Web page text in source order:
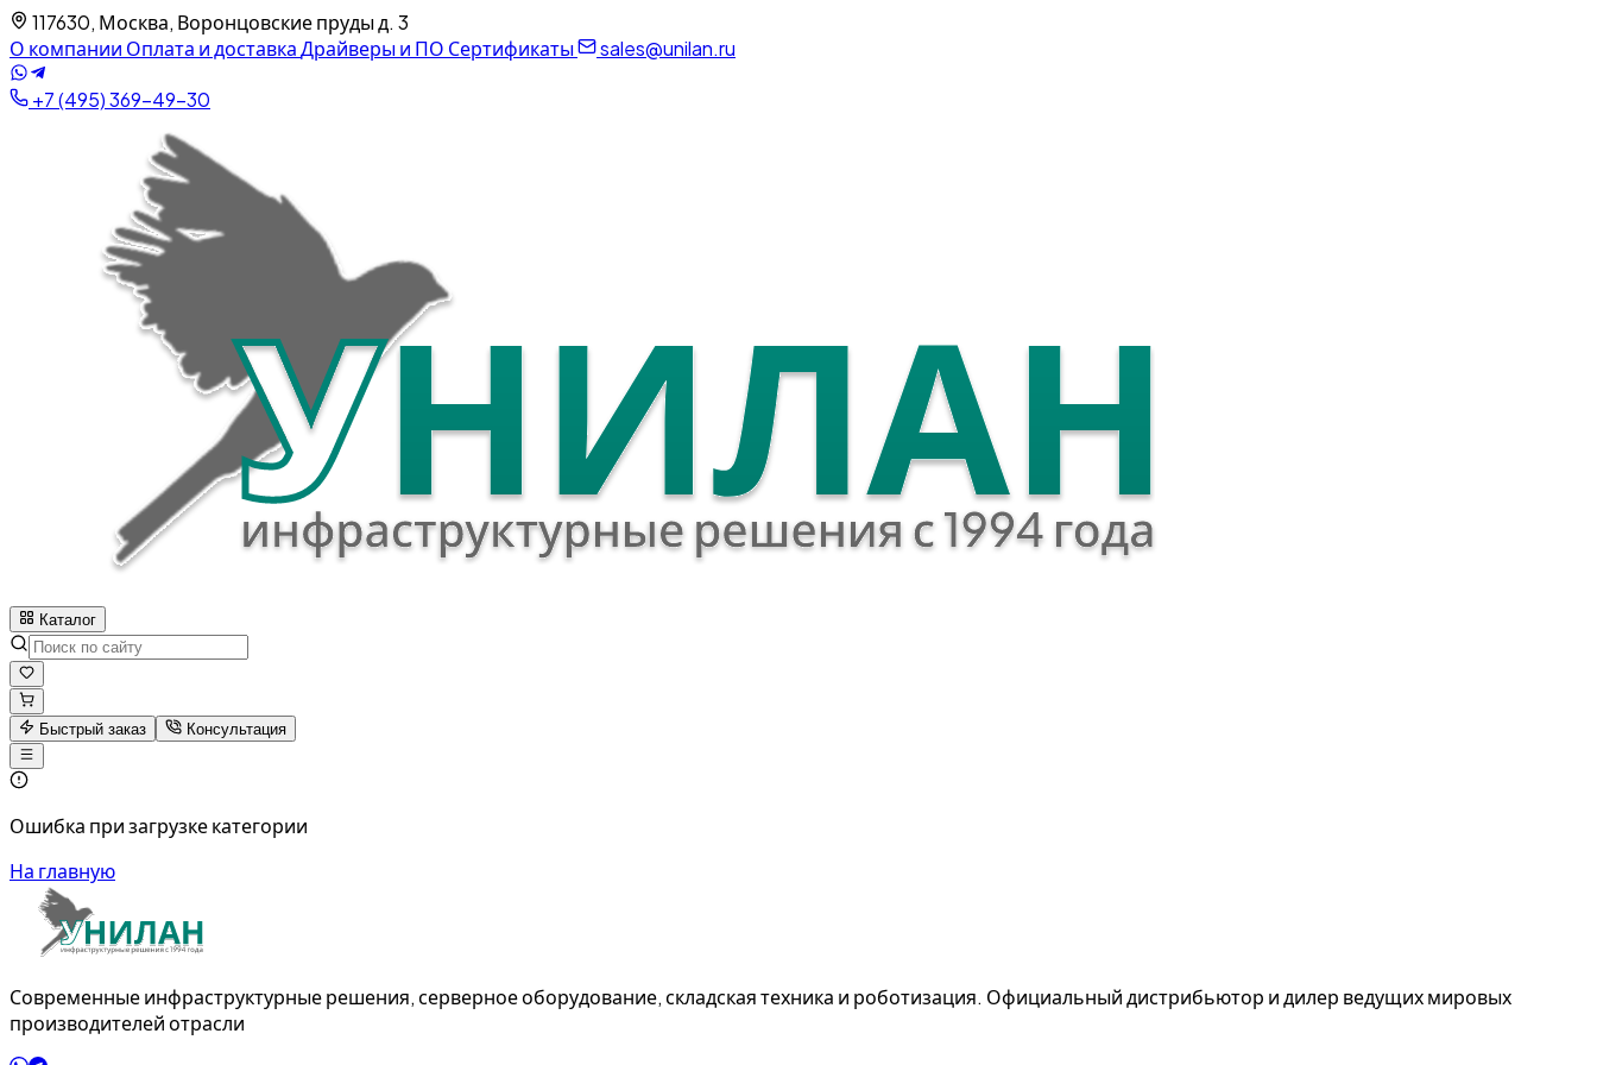
117630, Москва, Воронцовские пруды д. 3
О компании Оплата и доставкаДрайверы и ПО Сертификаты sales@unilan.ru
+7 (495) 369-49-30
Каталог
Быстрый заказ Консультация
Ошибка при загрузке категории
На главную
Современные инфраструктурные решения, серверное оборудование, складская техника и роботизация. Официальный дистрибьютор и дилер ведущих мировых
производителей отрасли